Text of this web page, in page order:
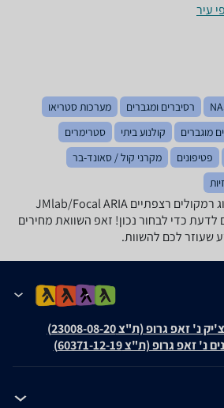
עיר
רסיברים ומגברים
מערכות סטריאו
מוגברים קולנוע ביתי
סטרימרים
פטיפונים
מקרני קול / סאונד-בר
לפניכם מפרט טכני של ‏זוג רמקולים רצפתיים JMlab/Focal ARIA
לדעת כדי לבחור נכון! זאפ השוואת מחירים
שעוזר לכם להשוות.
גרופ (ת"צ 23008-08-20)
גרופ (ת"צ 60371-12-19)